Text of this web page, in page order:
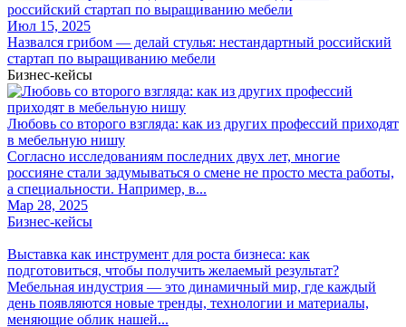
Июл 15, 2025
Назвался грибом — делай стулья: нестандартный российский
стартап по выращиванию мебели
Бизнес-кейсы
Любовь со второго взгляда: как из других профессий приходят
в мебельную нишу
Согласно исследованиям последних двух лет, многие
россияне стали задумываться о смене не просто места работы,
а специальности. Например, в...
Мар 28, 2025
Бизнес-кейсы
Выставка как инструмент для роста бизнеса: как
подготовиться, чтобы получить желаемый результат?
Мебельная индустрия — это динамичный мир, где каждый
день появляются новые тренды, технологии и материалы,
меняющие облик нашей...